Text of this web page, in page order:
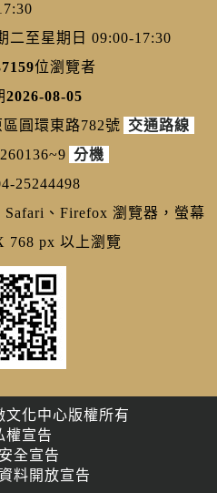
二至星期日 09:00-17:30
位瀏覽者
2026-08-05
圓環東路782號 交通路線
分機
25244498
Safari、Firefox 瀏覽器，螢幕
768 px 以上瀏覽
文化中心版權所有
權宣告
全宣告
料開放宣告